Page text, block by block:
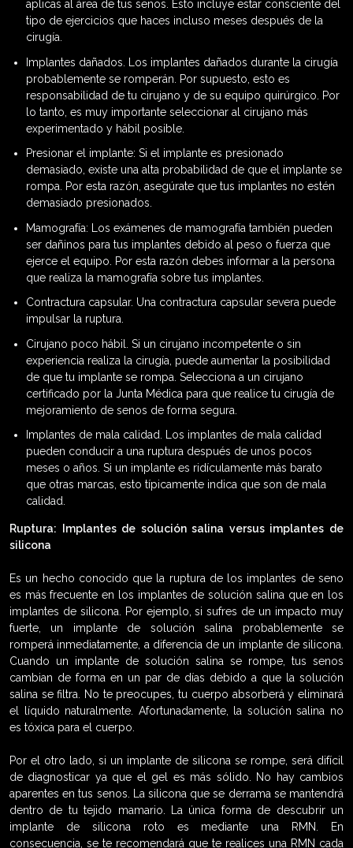
aplicas al área de tus senos. Esto incluye estar consciente del
tipo de ejercicios que haces incluso meses después de la
cirugía.
Implantes dañados. Los implantes dañados durante la cirugía
probablemente se romperán. Por supuesto, esto es
responsabilidad de tu cirujano y de su equipo quirúrgico. Por
lo tanto, es muy importante seleccionar al cirujano más
experimentado y hábil posible.
Presionar el implante: Si el implante es presionado
demasiado, existe una alta probabilidad de que el implante se
rompa. Por esta razón, asegúrate que tus implantes no estén
demasiado presionados.
Mamografía: Los exámenes de mamografía también pueden
ser dañinos para tus implantes debido al peso o fuerza que
ejerce el equipo. Por esta razón debes informar a la persona
que realiza la mamografía sobre tus implantes.
Contractura capsular. Una contractura capsular severa puede
impulsar la ruptura.
Cirujano poco hábil. Si un cirujano incompetente o sin
experiencia realiza la cirugía, puede aumentar la posibilidad
de que tu implante se rompa. Selecciona a un cirujano
certificado por la Junta Médica para que realice tu cirugía de
mejoramiento de senos de forma segura.
Implantes de mala calidad. Los implantes de mala calidad
pueden conducir a una ruptura después de unos pocos
meses o años. Si un implante es ridículamente más barato
que otras marcas, esto típicamente indica que son de mala
calidad.
Ruptura: Implantes de solución salina versus implantes de
silicona
Es un hecho conocido que la ruptura de los implantes de seno
es más frecuente en los implantes de solución salina que en los
implantes de silicona. Por ejemplo, si sufres de un impacto muy
fuerte, un implante de solución salina probablemente se
romperá inmediatamente, a diferencia de un implante de silicona.
Cuando un implante de solución salina se rompe, tus senos
cambian de forma en un par de días debido a que la solución
salina se filtra. No te preocupes, tu cuerpo absorberá y eliminará
el líquido naturalmente. Afortunadamente, la solución salina no
es tóxica para el cuerpo.
Por el otro lado, si un implante de silicona se rompe, será difícil
de diagnosticar ya que el gel es más sólido. No hay cambios
aparentes en tus senos. La silicona que se derrama se mantendrá
dentro de tu tejido mamario. La única forma de descubrir un
implante de silicona roto es mediante una RMN. En
consecuencia, se te recomendará que te realices una RMN cada